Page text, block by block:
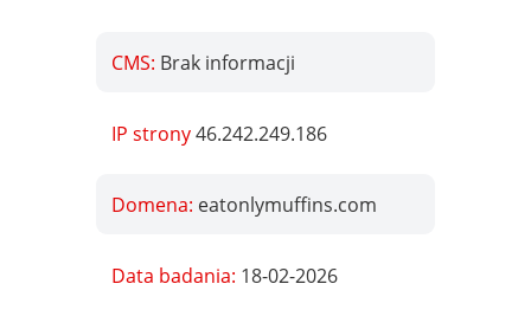
CMS: Brak informacji
IP strony46.242.249.186
Domena: eatonlymuffins.com
Data badania: 18-02-2026